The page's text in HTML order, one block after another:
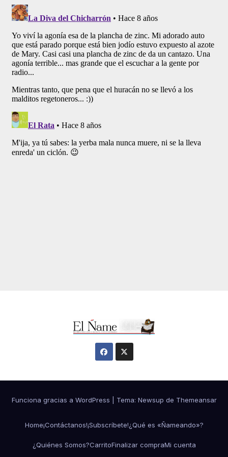
Funciona gracias a WordPress Tema: Newsup de Themeansar
Home¡Contáctanos!¡Subscríbete!¿Qué es «Ñameando»?
¿Quiénes Somos?CarritoFinalizar compraMi cuenta